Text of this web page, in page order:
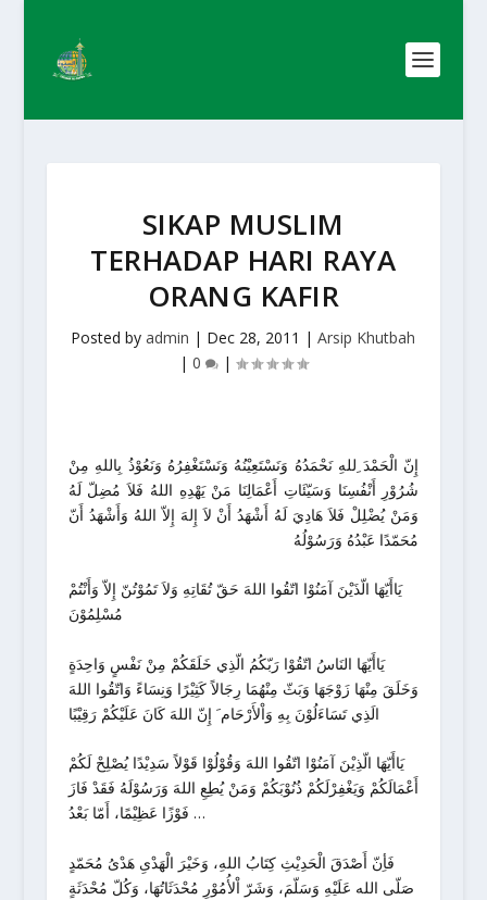
SIKAP MUSLIM
TERHADAP HARI RAYA
ORANG KAFIR
Posted byadmin | Dec 28, 2011 |Arsip Khutbah
| 0 |
إِنّ الْحَمْدَ ِللهِ نَحْمَدُهُ وَنَسْتَعِيْنُهُ وَنَسْتَغْفِرُهُ وَنَعُوْذُ بِاللهِ مِنْ
شُرُوْرِ أَنْفُسِنَا وَسَيّئَاتِ أَعْمَالِنَا مَنْ يَهْدِهِ اللهُ فَلاَ مُضِلّ لَهُ
وَمَنْ يُضْلِلْ فَلاَ هَادِيَ لَهُ أَشْهَدُ أَنْ لاَ إِلهَ إِلاّ اللهُ وَأَشْهَدُ أَنّ
مُحَمّدًا عَبْدُهُ وَرَسُوْلُهُ
يَاأَيّهَا الّذَيْنَ آمَنُوْا اتّقُوا اللهَ حَقّ تُقَاتِهِ وَلاَ تَمُوْتُنّ إِلاّ وَأَنْتُمْ
مُسْلِمُوْنَ
يَاأَيّهَا النَاسُ اتّقُوْا رَبّكُمُ الّذِي خَلَقَكُمْ مِنْ نَفْسٍ وَاحِدَةٍ
وَخَلَقَ مِنْهَا زَوْجَهَا وَبَثّ مِنْهُمَا رِجَالاً كَثِيْرًا وَنِسَاءً وَاتّقُوا اللهَ
الَذِي تَسَاءَلُوْنَ بِهِ وَاْلأَرْحَام َ إِنّ اللهَ كَانَ عَلَيْكُمْ رَقِيْبًا
يَاأَيّهَا الّذِيْنَ آمَنُوْا اتّقُوا اللهَ وَقُوْلُوْا قَوْلاً سَدِيْدًا يُصْلِحْ لَكُمْ
أَعْمَالَكُمْ وَيَغْفِرْلَكُمْ ذُنُوْبَكُمْ وَمَنْ يُطِعِ اللهَ وَرَسُوْلَهُ فَقَدْ فَازَ
فَوْزًا عَظِيْمًا، أَمّا بَعْدُ …
فَأِنّ أَصْدَقَ الْحَدِيْثِ كِتَابُ اللهِ، وَخَيْرَ الْهَدْىِ هَدْىُ مُحَمّدٍ
صَلّى الله عَلَيْهِ وَسَلّمَ، وَشَرّ اْلأُمُوْرِ مُحْدَثَاتُهَا، وَكُلّ مُحْدَثَةٍ